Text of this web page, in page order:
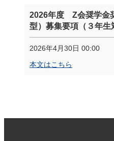
2026年度 Z会奨学金
型）募集要項（３年生
2026年4月30日 00:00
本文はこちら